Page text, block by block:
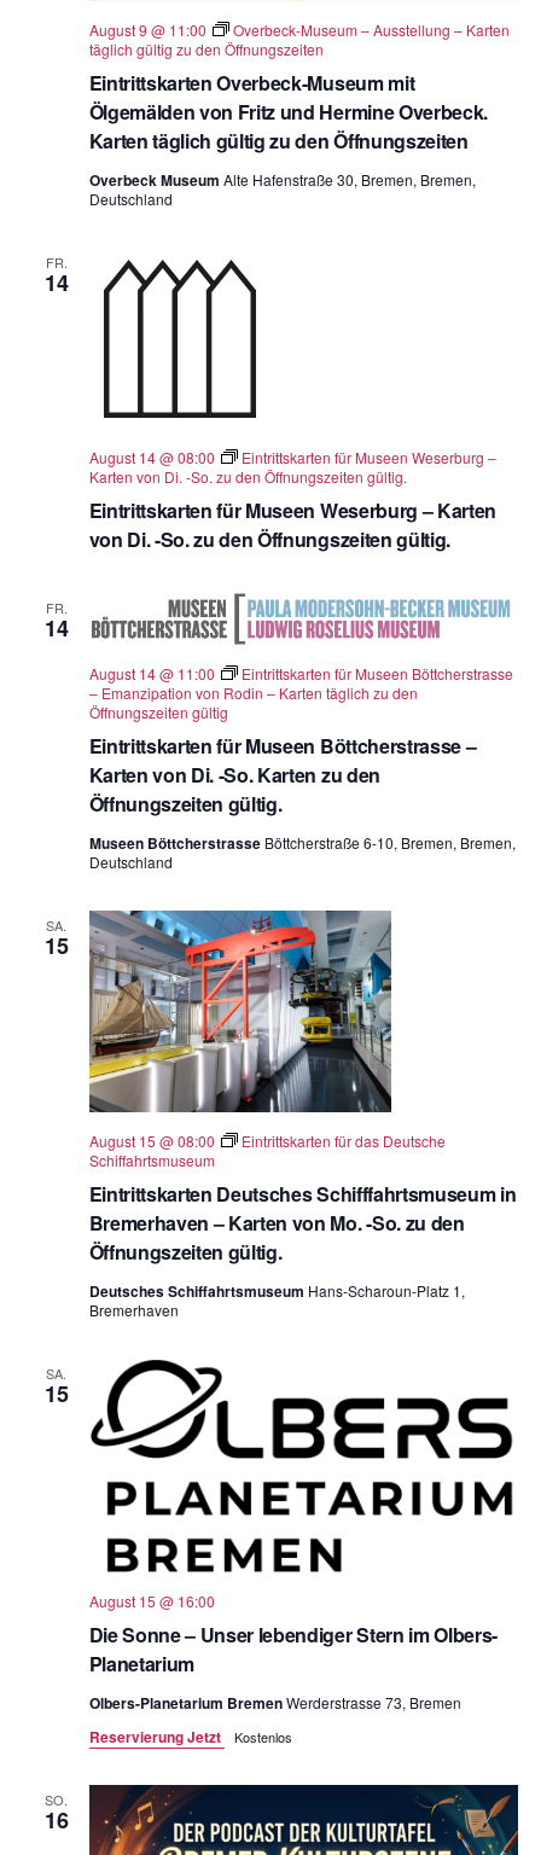
Eintrittskarten Overbeck-Museum mit
Ölgemälden von Fritz und Hermine Overbeck.
Karten täglich gültig zu den Öffnungszeiten
August 9 @ 11:00
Overbeck-Museum – Ausstellung – Karten
täglich gültig zu den Öffnungszeiten
Overbeck Museum Alte Hafenstraße 30, Bremen, Bremen,
Deutschland
FR.
14
Eintrittskarten für Museen Weserburg – Karten
von Di. -So. zu den Öffnungszeiten gültig.
August 14 @ 08:00
Eintrittskarten für Museen Weserburg –
Karten von Di. -So. zu den Öffnungszeiten gültig.
FR.
14
Eintrittskarten für Museen Böttcherstrasse –
Karten von Di. -So. Karten zu den
Öffnungszeiten gültig.
August 14 @ 11:00
Eintrittskarten für Museen Böttcherstrasse
– Emanzipation von Rodin – Karten täglich zu den
Öffnungszeiten gültig
Museen Böttcherstrasse Böttcherstraße 6-10, Bremen, Bremen,
Deutschland
SA.
15
Eintrittskarten Deutsches Schifffahrtsmuseum in
Bremerhaven – Karten von Mo. -So. zu den
Öffnungszeiten gültig.
August 15 @ 08:00
Eintrittskarten für das Deutsche
Schiffahrtsmuseum
Deutsches Schiffahrtsmuseum Hans-Scharoun-Platz 1,
Bremerhaven
SA.
15
Die Sonne – Unser lebendiger Stern im Olbers-
Planetarium
August 15 @ 16:00
Olbers-Planetarium BremenWerderstrasse 73, Bremen
Reservierung Jetzt Kostenlos
SO.
16